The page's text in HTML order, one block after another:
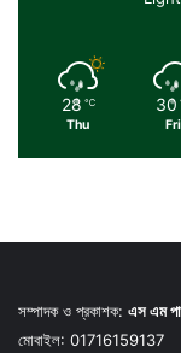
28 ℃
Thu
30
Fri
সম্পাদক ও প্রকাশক: এস এম
মোবাইল: 01716159137